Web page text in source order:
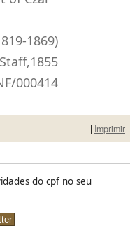
1869)
000414
| Imprimir
do cpf no seu